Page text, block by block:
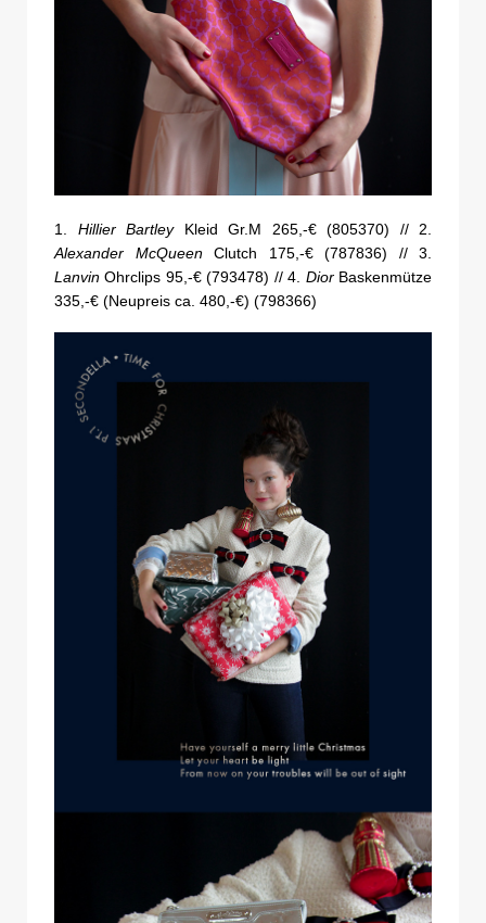
1. Hillier BartleyKleid Gr.M 265,-€ (805370) // 2.
Alexander McQueenClutch 175,-€ (787836) // 3.
Lanvin Ohrclips 95,-€ (793478) // 4. DiorBaskenmütze
335,-€ (Neupreis ca. 480,-€) (798366)